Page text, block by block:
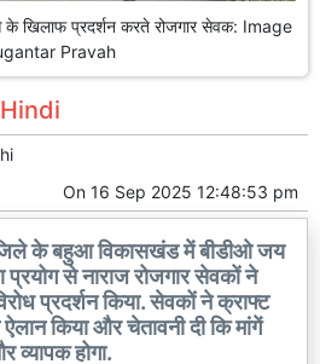
खिलाफ प्रदर्शन करते रोजगार सेवक: Image
Pravah
On 16 Sep 2025 12:48:53 pm
के बहुआ विकासखंड में बीडीओ जय
प्रयोग से नाराज रोजगार सेवकों ने
प्रदर्शन किया. सेवकों ने क्राफ्ट
किया और चेतावनी दी कि मांगें
व्यापक होगा.